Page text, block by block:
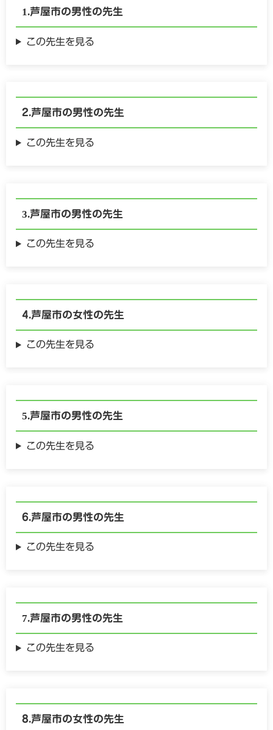
芦屋市の男性の先生
この先生を見る
芦屋市の男性の先生
この先生を見る
芦屋市の男性の先生
この先生を見る
芦屋市の女性の先生
この先生を見る
芦屋市の男性の先生
この先生を見る
芦屋市の男性の先生
この先生を見る
芦屋市の男性の先生
この先生を見る
芦屋市の女性の先生